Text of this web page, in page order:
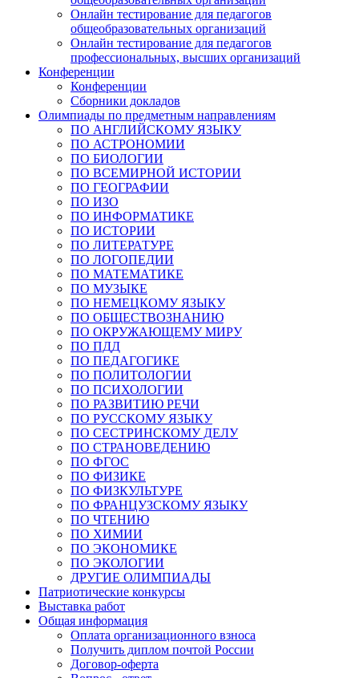
Онлайн тестирование для педагогов
общеобразовательных организаций
Онлайн тестирование для педагогов
профессиональных, высших организаций
Конференции
Конференции
Сборники докладов
Олимпиады по предметным направлениям
ПО АНГЛИЙСКОМУ ЯЗЫКУ
ПО АСТРОНОМИИ
ПО БИОЛОГИИ
ПО ВСЕМИРНОЙ ИСТОРИИ
ПО ГЕОГРАФИИ
ПО ИЗО
ПО ИНФОРМАТИКЕ
ПО ИСТОРИИ
ПО ЛИТЕРАТУРЕ
ПО ЛОГОПЕДИИ
ПО МАТЕМАТИКЕ
ПО МУЗЫКЕ
ПО НЕМЕЦКОМУ ЯЗЫКУ
ПО ОБЩЕСТВОЗНАНИЮ
ПО ОКРУЖАЮЩЕМУ МИРУ
ПО ПДД
ПО ПЕДАГОГИКЕ
ПО ПОЛИТОЛОГИИ
ПО ПСИХОЛОГИИ
ПО РАЗВИТИЮ РЕЧИ
ПО РУССКОМУ ЯЗЫКУ
ПО СЕСТРИНСКОМУ ДЕЛУ
ПО СТРАНОВЕДЕНИЮ
ПО ФГОС
ПО ФИЗИКЕ
ПО ФИЗКУЛЬТУРЕ
ПО ФРАНЦУЗСКОМУ ЯЗЫКУ
ПО ЧТЕНИЮ
ПО ХИМИИ
ПО ЭКОНОМИКЕ
ПО ЭКОЛОГИИ
ДРУГИЕ ОЛИМПИАДЫ
Патриотические конкурсы
Выставка работ
Общая информация
Оплата организационного взноса
Получить диплом почтой России
Договор-оферта